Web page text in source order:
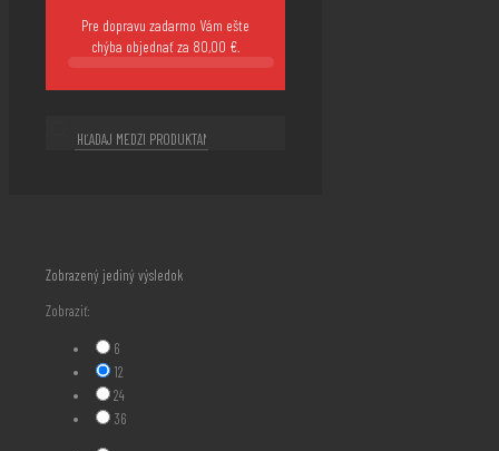
Pre dopravu zadarmo Vám ešte
chýba objednať za 80,00 €.
Zobrazený jediný výsledok
Zobraziť:
6
12
24
36